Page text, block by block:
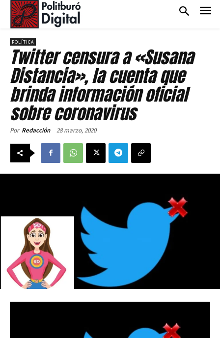
POLÍTICA
Twitter censura a «Susana
Distancia», la cuenta que
brinda información oficial
sobre coronavirus
Por Redacción 28 marzo, 2020